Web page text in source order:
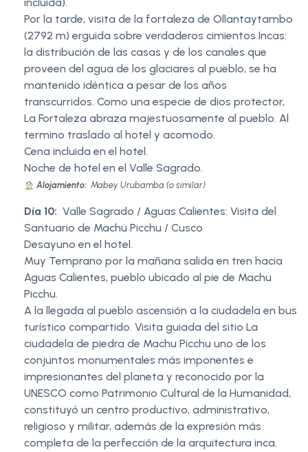
incluida).
Por la tarde, visita de la fortaleza de Ollantaytambo
(2792 m) erguida sobre verdaderos cimientos Incas:
la distribución de las casas y de los canales que
proveen del agua de los glaciares al pueblo, se ha
mantenido idéntica a pesar de los años
transcurridos. Como una especie de dios protector,
La Fortaleza abraza majestuosamente al pueblo. Al
termino traslado al hotel y acomodo.
Cena incluida en el hotel.
Noche de hotel en el Valle Sagrado.
Alojamiento: Mabey Urubamba (o similar)
Día 10: Valle Sagrado / Aguas Calientes: Visita del
Santuario de Machu Picchu / Cusco
Desayuno en el hotel.
Muy Temprano por la mañana salida en tren hacia
Aguas Calientes, pueblo ubicado al pie de Machu
Picchu.
A la llegada al pueblo ascensión a la ciudadela en bus
turístico compartido. Visita guiada del sitio La
ciudadela de piedra de Machu Picchu uno de los
conjuntos monumentales más imponentes e
impresionantes del planeta y reconocido por la
UNESCO como Patrimonio Cultural de la Humanidad,
constituyó un centro productivo, administrativo,
religioso y militar, además de la expresión más
completa de la perfección de la arquitectura inca.